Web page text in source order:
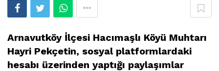
Arnavutköy İlçesi Hacımaşlı Köyü Muhtarı
Hayri Pekçetin, sosyal platformlardaki
hesabı üzerinden yaptığı paylaşımlar